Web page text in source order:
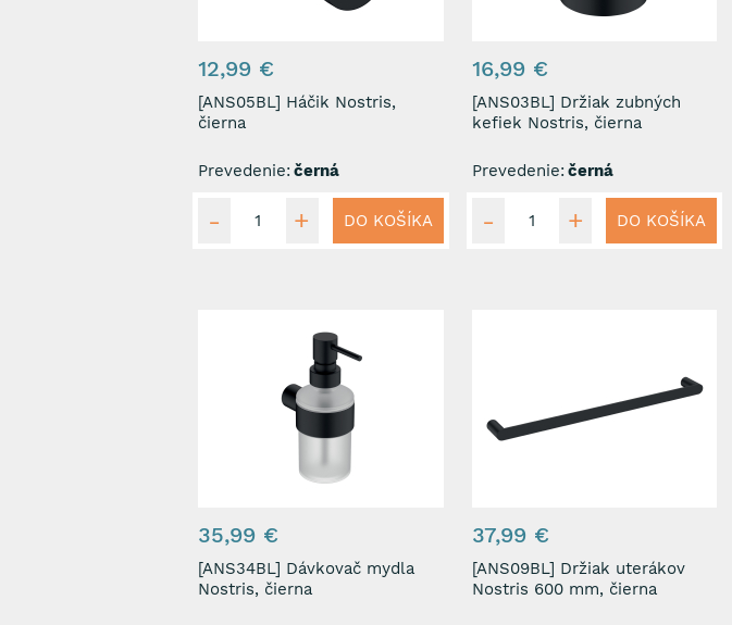
12,99 €
[ANS05BL] Háčik Nostris,
čierna
Prevedenie: černá
DO KOŠÍKA
16,99 €
[ANS03BL] Držiak zubných
kefiek Nostris, čierna
Prevedenie: černá
DO KOŠÍKA
35,99 €
[ANS34BL] Dávkovač mydla
Nostris, čierna
37,99 €
[ANS09BL] Držiak uterákov
Nostris 600 mm, čierna